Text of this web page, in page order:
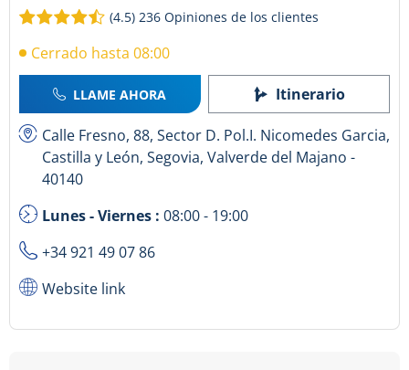
(4.5) 236 Opiniones de los clientes
Cerrado hasta 08:00
LLAME AHORA Itinerario
Calle Fresno, 88, Sector D. Pol.I. Nicomedes Garcia,
Castilla y León, Segovia, Valverde del Majano -
40140
Lunes - Viernes : 08:00 - 19:00
+34 921 49 07 86
Website link